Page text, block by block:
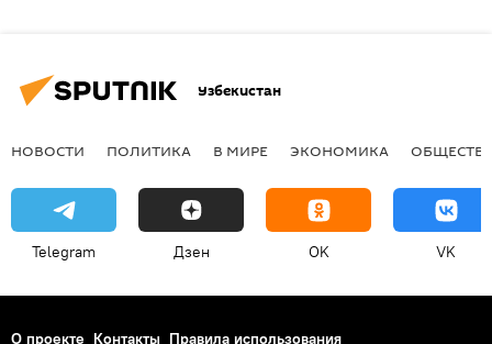
Узбекистан
НОВОСТИ ПОЛИТИКА В МИРЕ ЭКОНОМИКА
Telegram Дзен OK VK
О проекте Контакты Правила использования